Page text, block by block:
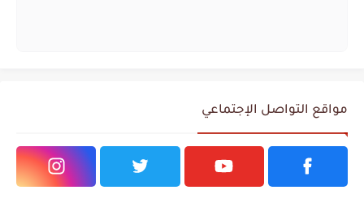
مواقع التواصل الإجتماعي